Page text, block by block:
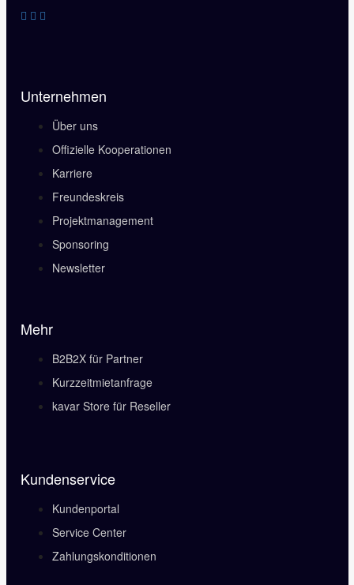
Unternehmen
Über uns
Offizielle Kooperationen
Karriere
Freundeskreis
Projektmanagement
Sponsoring
Newsletter
Mehr
B2B2X für Partner
Kurzzeitmietanfrage
kavar Store für Reseller
Kundenservice
Kundenportal
Service Center
Zahlungskonditionen